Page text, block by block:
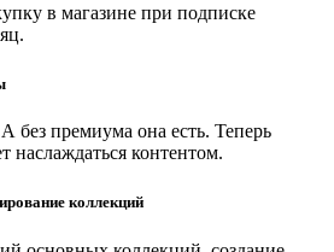
в магазине при подписке
без премиума она есть. Теперь
наслаждаться контентом.
коллекций